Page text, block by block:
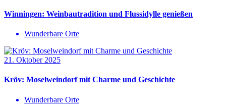
Winningen: Weinbautradition und Flussidylle genießen
Wunderbare Orte
21. Oktober 2025
Kröv: Moselweindorf mit Charme und Geschichte
Wunderbare Orte